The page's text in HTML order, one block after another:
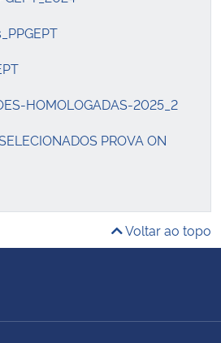
HOMOLOGADAS-2025_2
PROVA ON
Voltar ao topo